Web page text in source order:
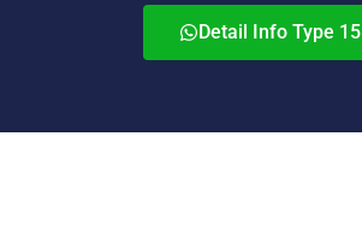
Detail Info Type 15